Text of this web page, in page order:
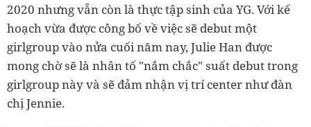
2020 nhưng vẫn còn là thực tập sinh của YG. Với kế
hoạch vừa được công bố về việc sẽ debut một
girlgroup vào nửa cuối năm nay, Julie Han được
mong chờ sẽ là nhân tố "nắm chắc" suất debut trong
girlgroup này và sẽ đảm nhận vị trí center như đàn
chị Jennie.